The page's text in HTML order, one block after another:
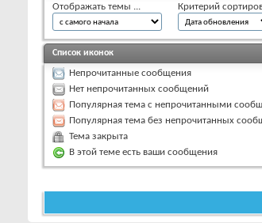
Отображать темы ... Критерий
Список иконок
Непрочитанные сообщения
Нет непрочитанных сообщений
Популярная тема с непрочитанными
Популярная тема без непрочитанных
Тема закрыта
В этой теме есть ваши сообщения